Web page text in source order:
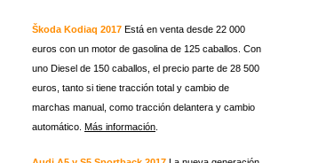
Škoda Kodiaq 2017 Está en venta desde 22 000
euros con un motor de gasolina de 125 caballos. Con
uno Diesel de 150 caballos, el precio parte de 28 500
euros, tanto si tiene tracción total y cambio de
marchas manual, como tracción delantera y cambio
automático. Más información